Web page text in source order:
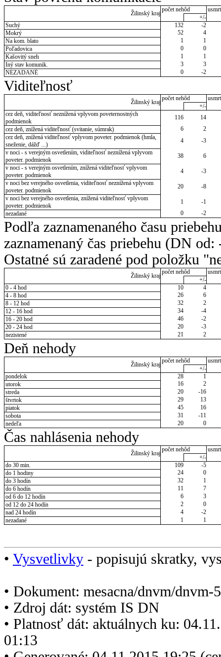
Žilinský kraj
počet nehôd
+/-
Suchý
132
-2
Mokrý
52
4
Na kom. blato
1
1
Poľadovica
0
0
Kašovitý sneh
1
1
Iný stav komunik.
3
3
NEZADANÉ
0 -2
Viditeľnosť
Žilinský kraj
počet nehôd
+/-
cez deň, viditeľnosť neznížená vplyvom poveternostných
podmienok
116
14
cez deň, znížená viditeľnosť (svitanie, súmrak)
6
2
cez deň, znížená viditeľnosť vplyvom poveter. podmienok (hmla,
sneženie, dážď ...)
4
-3
v noci - s verejným osvetlením, viditeľnosť neznížená vplyvom
poveter. podmienok
38
6
v noci - s verejným osvetlením, znížená viditeľnosť vplyvom
poveter. podmienok
4
-3
v noci bez verejného osvetlenia, viditeľnosť neznížená vplyvom
poveter. podmienok
20
-8
v noci bez verejného osvetlenia, znížená viditeľnosť vplyvom
poveter. podmienok
1
-1
nezadané
0 -2
Podľa zaznamenaného času
zaznamenaný čas priebehu (DN
Ostatné sú zaradené pod položku
Žilinský kraj
počet nehôd
+/-
0 - 4 hod
10
4
4 - 8 hod
26
6
8 - 12 hod
32
2
12 - 16 hod
34
-4
16 - 20 hod
46
-2
20 - 24 hod
20
-3
nezistené
21 2
Deň nehody
Žilinský kraj
počet nehôd
+/-
pondelok
28
1
utorok
16
2
streda
20
-16
štvrtok
29
13
piatok
45
16
sobota
31
-11
nedeľa
20 0
Čas nahlásenia nehody
Žilinský kraj
počet nehôd
+/-
do 30 min.
109
-5
do 1 hodiny
24
0
do 3 hodín
32
1
do 6 hodín
11
7
od 6 do 12 hodín
6
3
od 12 do 24 hodín
2
0
nad 24 hodín
4
-2
nezadané
1 1
• Vysvetlivky - popisujú skratky,
• Dokument: mesacna/dnvm/dnvm-
• Zdroj dát: systém IS DN
• Platnosť dát: aktuálnych ku:
01:13